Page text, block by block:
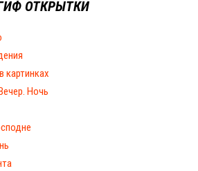
ОТКРЫТКИ
картинках
Ночь